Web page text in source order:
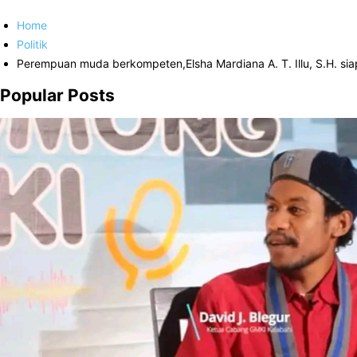
Home
Politik
Perempuan muda berkompeten,Elsha Mardiana A. T. Illu, S.H.
Popular Posts